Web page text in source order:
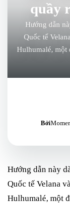
quầy
Hướng dẫn
Quốc tế
Hulhumalé, một
Bởi
Hướng dẫn này
Quốc tế Velana
Hulhumalé, một